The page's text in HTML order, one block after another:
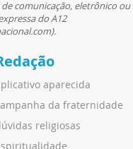
comunicação, eletrônico ou
do A12
aparecida
da fraternidade
religiosas